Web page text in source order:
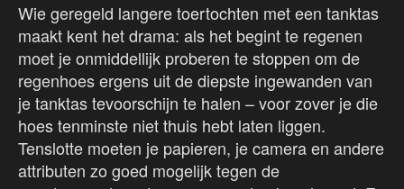
Wie geregeld langere toertochten met een tanktas
maakt kent het drama: als het begint te regenen
moet je onmiddellijk proberen te stoppen om de
regenhoes ergens uit de diepste ingewanden van
je tanktas tevoorschijn te halen – voor zover je die
hoes tenminste niet thuis hebt laten liggen.
Tenslotte moeten je papieren, je camera en andere
attributen zo goed mogelijk tegen de